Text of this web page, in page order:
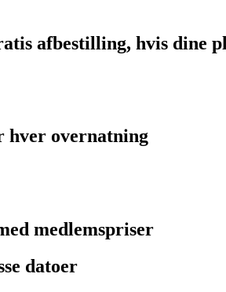
afbestilling, hvis dine
hver overnatning
medlemspriser
datoer